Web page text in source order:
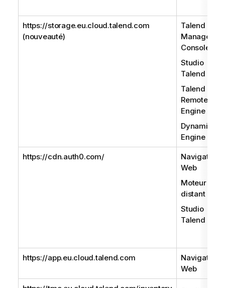
https://storage.eu.cloud.talend.com
(nouveauté)
Talend
Console
Studio
Talend
Talend
Remote
Engine
Dynamic
Engine
https://cdn.auth0.com/
Navigateur
Web
Moteur
distant
Studio
Talend
https://app.eu.cloud.talend.com
Navigateur
Web